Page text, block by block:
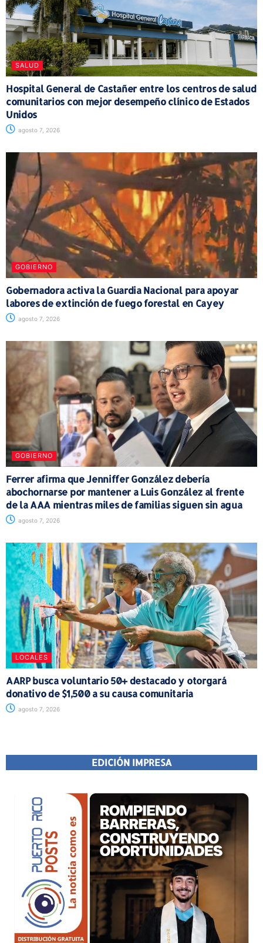
SALUD
Hospital General de Castañer entre los centros de salud
comunitarios con mejor desempeño clínico de Estados
Unidos
agosto 7, 2026
GOBIERNO
Gobernadora activa la Guardia Nacional para apoyar
labores de extinción de fuego forestal en Cayey
agosto 7, 2026
GOBIERNO
Ferrer afirma que Jenniffer González debería
abochornarse por mantener a Luis González al frente
de la AAA mientras miles de familias siguen sin agua
agosto 7, 2026
LOCALES
AARP busca voluntario 50+ destacado y otorgará
donativo de $1,500 a su causa comunitaria
agosto 7, 2026
EDICIÓN IMPRESA